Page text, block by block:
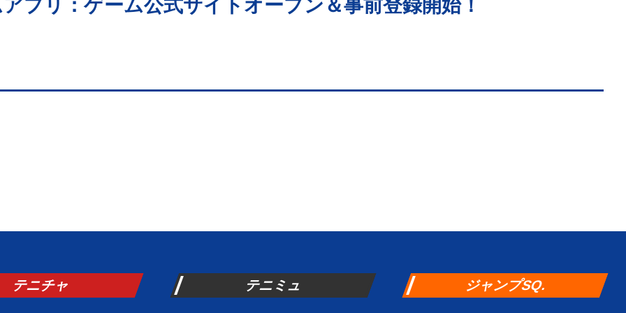
プリ：ゲーム公式サイトオープン＆事前登録開始！
テニチャ テニミュ ジャンプSQ.